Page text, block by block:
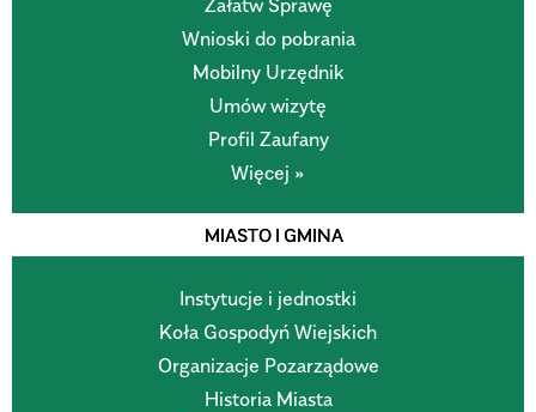
Wnioski do pobrania
Mobilny Urzędnik
Umów wizytę
Profil Zaufany
Więcej »
MIASTO I GMINA
Instytucje i jednostki
Koła Gospodyń Wiejskich
Organizacje Pozarządowe
Historia Miasta